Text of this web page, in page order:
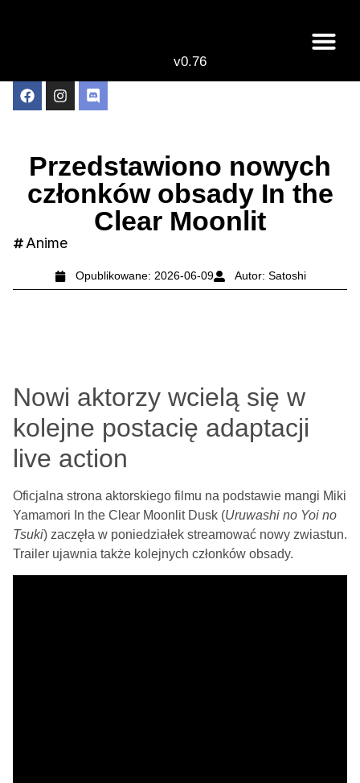
v0.76
Przedstawiono nowych
członków obsady In the
Clear Moonlit
Anime
Opublikowane: 2026-06-09 Autor: Satoshi
Nowi aktorzy wcielą się w
kolejne postacię adaptacji
live action
Oficjalna strona aktorskiego filmu na podstawie mangi Miki
Yamamori In the Clear Moonlit Dusk (Uruwashi no Yoi no
Tsuki) zaczęła w poniedziałek streamować nowy zwiastun.
Trailer ujawnia także kolejnych członków obsady.